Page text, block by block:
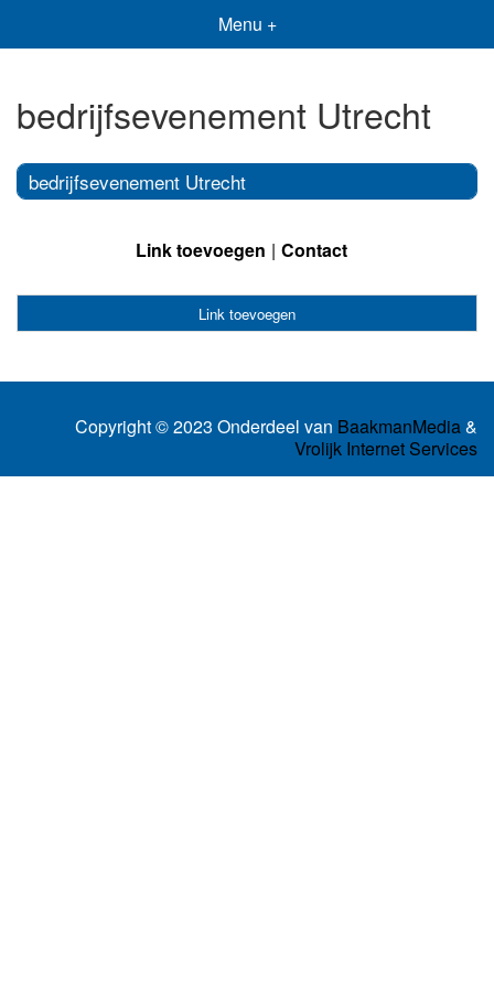
Menu +
bedrijfsevenement Utrecht
bedrijfsevenement Utrecht
Link toevoegen Contact
Link toevoegen
Copyright © 2023 Onderdeel van BaakmanMedia&
Vrolijk Internet Services